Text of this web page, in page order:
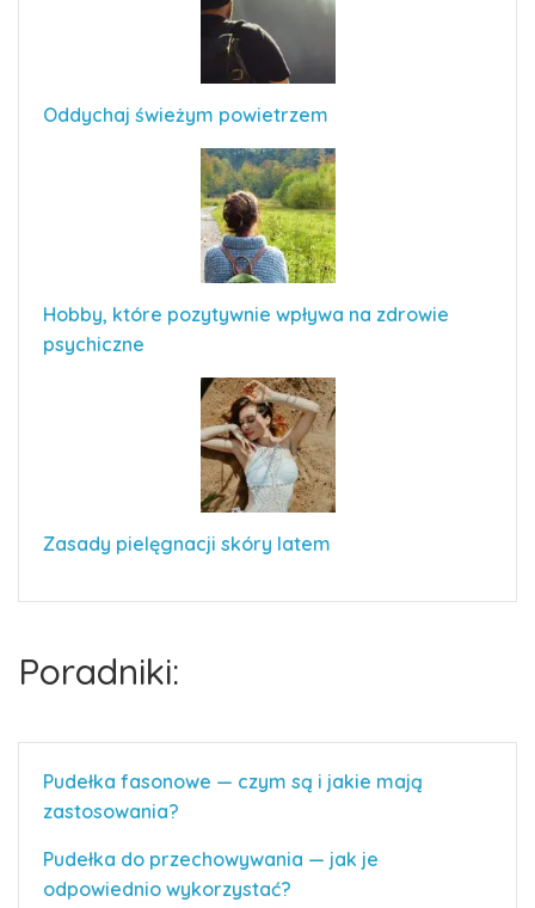
Oddychaj świeżym powietrzem
Hobby, które pozytywnie wpływa na zdrowie
psychiczne
Zasady pielęgnacji skóry latem
Poradniki:
Pudełka fasonowe — czym są i jakie mają
zastosowania?
Pudełka do przechowywania — jak je
odpowiednio wykorzystać?